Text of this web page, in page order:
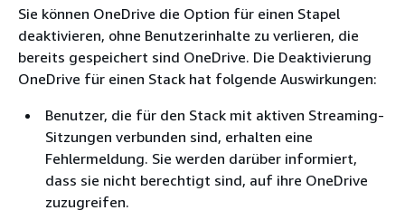
Sie können OneDrive die Option für einen Stapel
deaktivieren, ohne Benutzerinhalte zu verlieren, die
bereits gespeichert sind OneDrive. Die Deaktivierung
OneDrive für einen Stack hat folgende Auswirkungen:
Benutzer, die für den Stack mit aktiven Streaming-
Sitzungen verbunden sind, erhalten eine
Fehlermeldung. Sie werden darüber informiert,
dass sie nicht berechtigt sind, auf ihre OneDrive
zuzugreifen.